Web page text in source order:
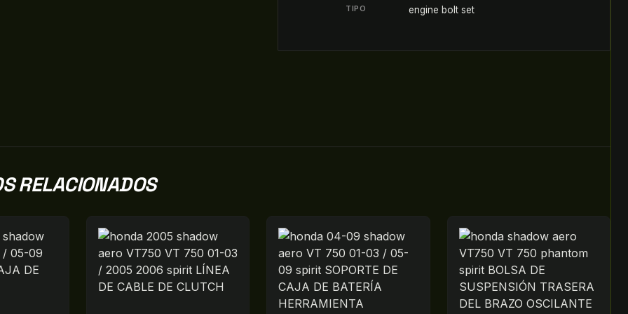
TIPO engine bolt set
RELACIONADOS